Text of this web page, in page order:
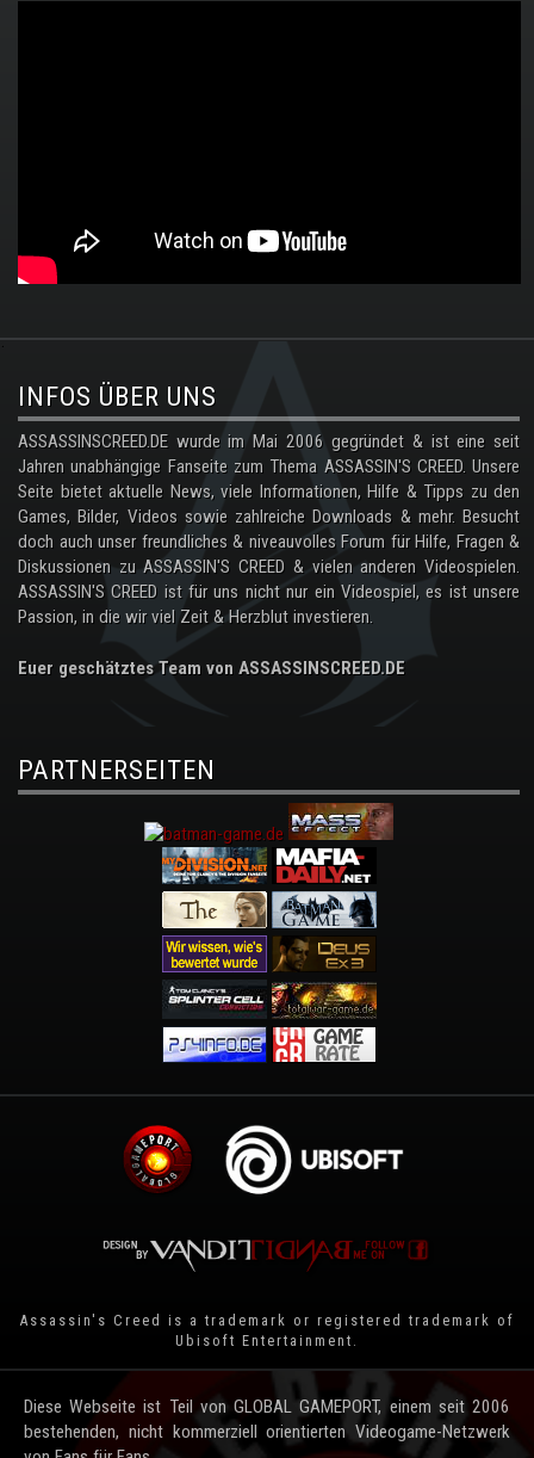
.
INFOS ÜBER UNS
ASSASSINSCREED.DE wurde im Mai 2006 gegründet & ist eine seit
Jahren unabhängige Fanseite zum Thema ASSASSIN'S CREED. Unsere
Seite bietet aktuelle News, viele Informationen, Hilfe & Tipps zu den
Games, Bilder, Videos sowie zahlreiche Downloads & mehr. Besucht
doch auch unser freundliches & niveauvolles Forum für Hilfe, Fragen &
Diskussionen zu ASSASSIN'S CREED & vielen anderen Videospielen.
ASSASSIN'S CREED ist für uns nicht nur ein Videospiel, es ist unsere
Passion, in die wir viel Zeit & Herzblut investieren.
Euer geschätztes Team von ASSASSINSCREED.DE
PARTNERSEITEN
Assassin's Creed is a trademark or registered trademark of
Ubisoft Entertainment
Diese Webseite ist Teil von GLOBAL GAMEPORT, einem seit 2006
bestehenden, nicht kommerziell orientierten Videogame-Netzwerk